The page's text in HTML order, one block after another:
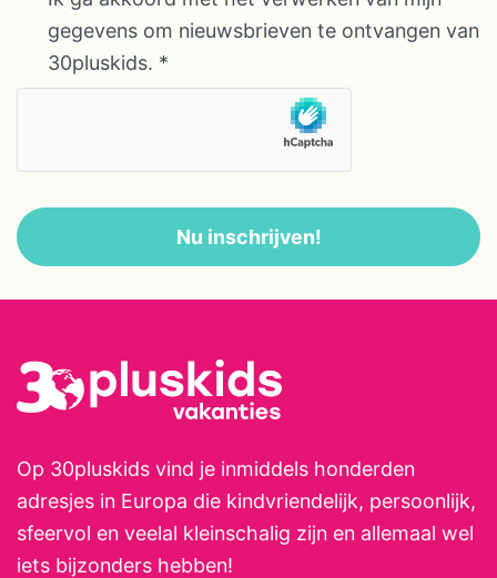
en DVD’s voor groot en klein. De
eigenaren, Menno en Henriette,
verzorgen 5 x per week table
d’hôtes, ze halen iedere ochtend
vers brood bij de bakker én
verzorgen vers geperste
sinaasappelsap. Op veler
verzoek, is de hele zomer hun
professionele masseuse Hélène
er weer. Je bent tenslotte met
kunnen kinderen lekker vrij
spelen en kun je genieten van het
Henriette staan klaar om je te
verwelkomen en te verwennen
en zullen er alles aan doen om
jullie een onvergetelijke vakantie
gegevens om nieuwsbrieven te ontvangen van
30pluskids. *
Nu inschrijven!
Op 30pluskids vind je inmiddels honderden
adresjes in Europa die kindvriendelijk, persoonlijk,
sfeervol en veelal kleinschalig zijn en allemaal wel
iets bijzonders hebben!